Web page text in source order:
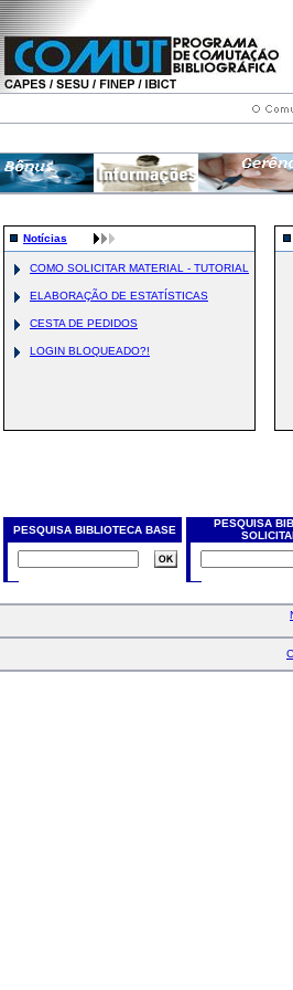
Notícias
COMO SOLICITAR MATERIAL - TUTORIAL
ELABORAÇÃO DE ESTATÍSTICAS
CESTA DE PEDIDOS
LOGIN BLOQUEADO?!
PESQUISA BIBLIOTECA BASE
PESQUISA